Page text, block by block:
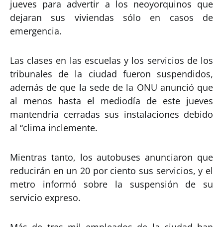
jueves para advertir a los neoyorquinos que
dejaran sus viviendas sólo en casos de
emergencia.
Las clases en las escuelas y los servicios de los
tribunales de la ciudad fueron suspendidos,
además de que la sede de la ONU anunció que
al menos hasta el mediodía de este jueves
mantendría cerradas sus instalaciones debido
al “clima inclemente.
Mientras tanto, los autobuses anunciaron que
reducirán en un 20 por ciento sus servicios, y el
metro informó sobre la suspensión de su
servicio expreso.